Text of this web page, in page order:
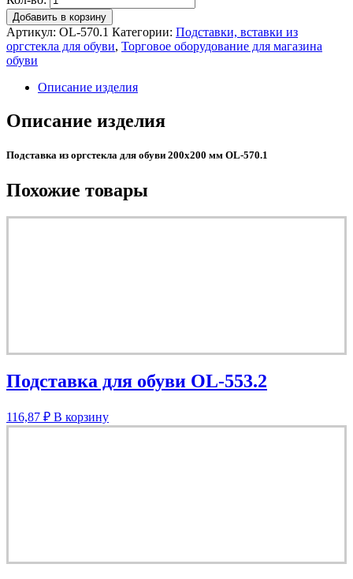
Добавить в корзину
Артикул: OL-570.1 Категории: Подставки, вставки из
оргстекла для обуви, Торговое оборудование для магазина
обуви
Описание изделия
Описание изделия
Подставка из оргстекла для обуви 200х200 мм OL-570.1
Похожие товары
Подставка для обуви OL-553.2
116,87 ₽ В корзину